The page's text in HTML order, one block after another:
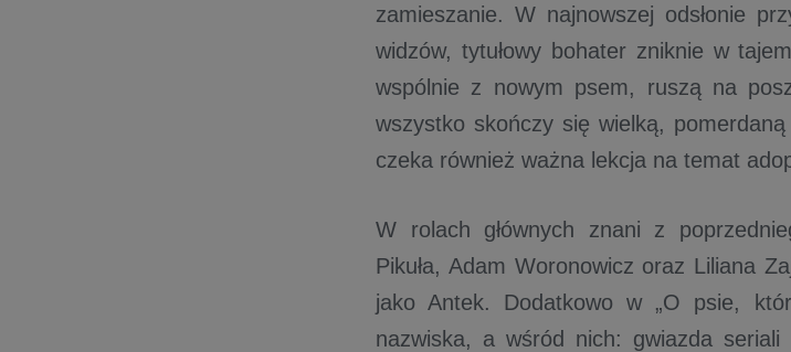
zamieszanie. W najnowszej odsłonie
widzów, tytułowy bohater zniknie w
wspólnie z nowym psem, ruszą na
wszystko skończy się wielką,
czeka również ważna lekcja na temat
W rolach głównych znani z
Pikuła, Adam Woronowicz oraz Liliana
jako Antek. Dodatkowo w „O psie,
nazwiska, a wśród nich: gwiazda seriali